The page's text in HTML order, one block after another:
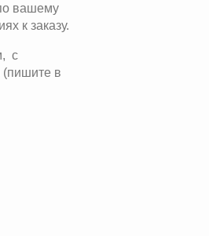
вашему
к заказу.
с
(пишите в